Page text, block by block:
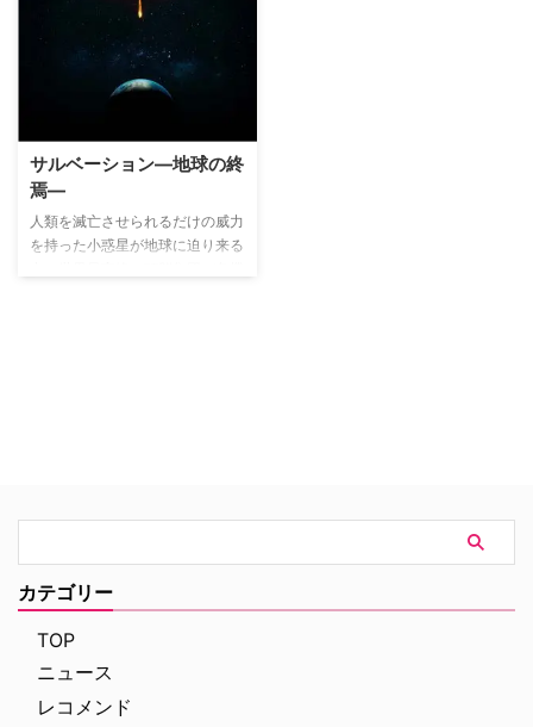
（スコット・バクラ）を中心に、
アメリカ海軍やアメリカ海兵隊が
関わる事件を捜査する様子をスリ
リングに描かれる犯罪捜査ドラ
サルベーション―地球の終
焉―
人類を滅亡させられるだけの威力
を持った小惑星が地球に迫り来る
カテゴリー
TOP
ニュース
レコメンド